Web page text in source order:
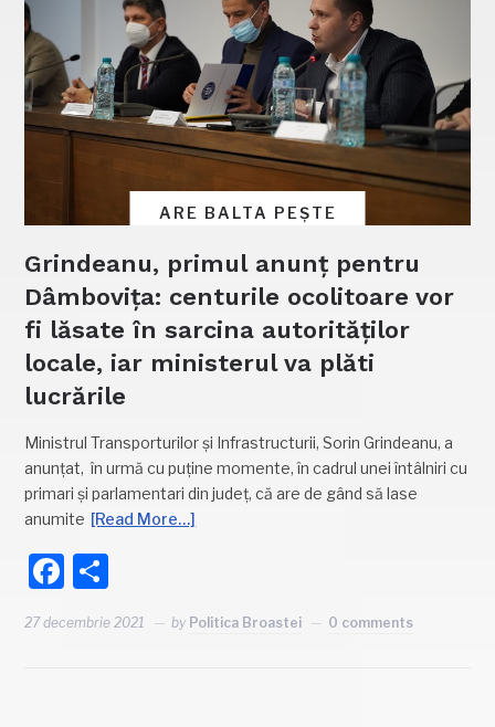
ARE BALTA PEȘTE
Grindeanu, primul anunț pentru
Dâmbovița: centurile ocolitoare vor
fi lăsate în sarcina autorităților
locale, iar ministerul va plăti
lucrările
Ministrul Transporturilor și Infrastructurii, Sorin Grindeanu, a
anunțat, în urmă cu puține momente, în cadrul unei întâlniri cu
primari și parlamentari din județ, că are de gând să lase
anumite [Read More…]
Facebook
27 decembrie 2021 by Politica Broastei 0 comments